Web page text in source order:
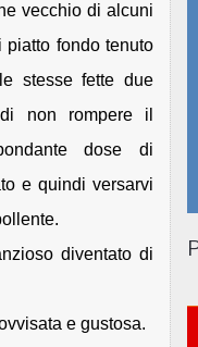
vecchio di alcuni
piatto fondo tenuto
stesse fette due
non rompere il
dose di
e quindi versarvi
diventato di
e gustosa.